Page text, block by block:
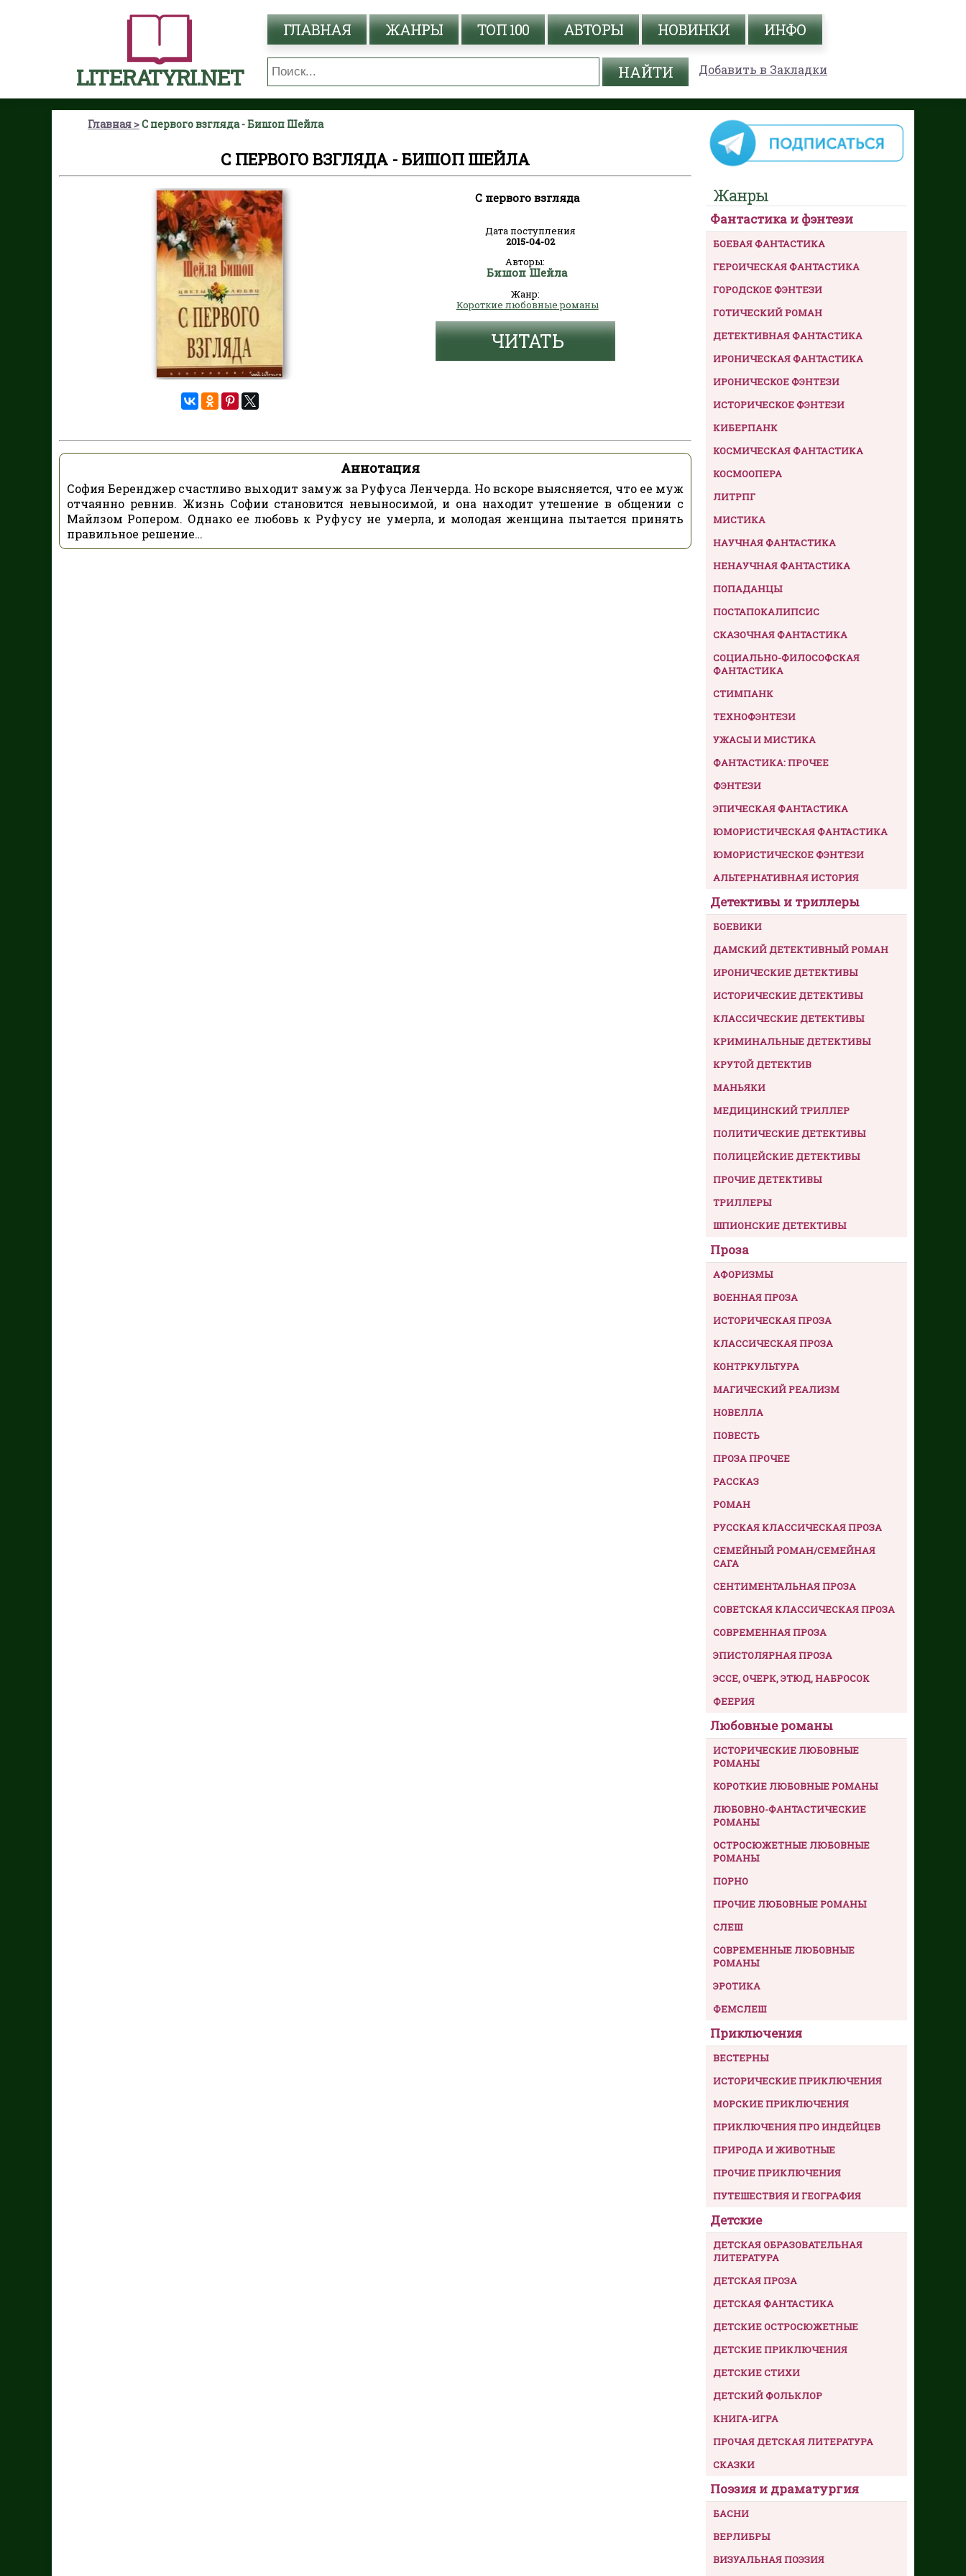
LITERATYRI.NET
ГЛАВНАЯ ЖАНРЫ ТОП 100 АВТОРЫ НОВИНКИ ИНФО
Добавить в Закладки
Главная С первого взгляда - Бишоп Шейла
С ПЕРВОГО ВЗГЛЯДА - БИШОП ШЕЙЛА
С первого взгляда
Дата поступления
2015-04-02
Авторы:
Бишоп Шейла
Жанр:
Короткие любовные романы
ЧИТАТЬ
Аннотация
София Беренджер счастливо выходит замуж за Руфуса Ленчерда. Но вскоре выясняется, что ее муж
отчаянно ревнив. Жизнь Софии становится невыносимой, и она находит утешение в общении с
Майлзом Ропером. Однако ее любовь к Руфусу не умерла, и молодая женщина пытается принять
правильное решение…
Жанры
Фантастика и фэнтези
БОЕВАЯ ФАНТАСТИКА
ГЕРОИЧЕСКАЯ ФАНТАСТИКА
ГОРОДСКОЕ ФЭНТЕЗИ
ГОТИЧЕСКИЙ РОМАН
ДЕТЕКТИВНАЯ ФАНТАСТИКА
ИРОНИЧЕСКАЯ ФАНТАСТИКА
ИРОНИЧЕСКОЕ ФЭНТЕЗИ
ИСТОРИЧЕСКОЕ ФЭНТЕЗИ
КИБЕРПАНК
КОСМИЧЕСКАЯ ФАНТАСТИКА
КОСМООПЕРА
ЛИТРПГ
МИСТИКА
НАУЧНАЯ ФАНТАСТИКА
НЕНАУЧНАЯ ФАНТАСТИКА
ПОПАДАНЦЫ
ПОСТАПОКАЛИПСИС
СКАЗОЧНАЯ ФАНТАСТИКА
СОЦИАЛЬНО-ФИЛОСОФСКАЯ
ФАНТАСТИКА
СТИМПАНК
ТЕХНОФЭНТЕЗИ
УЖАСЫ И МИСТИКА
ФАНТАСТИКА: ПРОЧЕЕ
ФЭНТЕЗИ
ЭПИЧЕСКАЯ ФАНТАСТИКА
ЮМОРИСТИЧЕСКАЯ ФАНТАСТИКА
ЮМОРИСТИЧЕСКОЕ ФЭНТЕЗИ
АЛЬТЕРНАТИВНАЯ ИСТОРИЯ
Детективы и триллеры
БОЕВИКИ
ДАМСКИЙ ДЕТЕКТИВНЫЙ РОМАН
ИРОНИЧЕСКИЕ ДЕТЕКТИВЫ
ИСТОРИЧЕСКИЕ ДЕТЕКТИВЫ
КЛАССИЧЕСКИЕ ДЕТЕКТИВЫ
КРИМИНАЛЬНЫЕ ДЕТЕКТИВЫ
КРУТОЙ ДЕТЕКТИВ
МАНЬЯКИ
МЕДИЦИНСКИЙ ТРИЛЛЕР
ПОЛИТИЧЕСКИЕ ДЕТЕКТИВЫ
ПОЛИЦЕЙСКИЕ ДЕТЕКТИВЫ
ПРОЧИЕ ДЕТЕКТИВЫ
ТРИЛЛЕРЫ
ШПИОНСКИЕ ДЕТЕКТИВЫ
Проза
АФОРИЗМЫ
ВОЕННАЯ ПРОЗА
ИСТОРИЧЕСКАЯ ПРОЗА
КЛАССИЧЕСКАЯ ПРОЗА
КОНТРКУЛЬТУРА
МАГИЧЕСКИЙ РЕАЛИЗМ
НОВЕЛЛА
ПОВЕСТЬ
ПРОЗА ПРОЧЕЕ
РАССКАЗ
РОМАН
РУССКАЯ КЛАССИЧЕСКАЯ ПРОЗА
СЕМЕЙНЫЙ РОМАН/СЕМЕЙНАЯ
САГА
СЕНТИМЕНТАЛЬНАЯ ПРОЗА
СОВЕТСКАЯ КЛАССИЧЕСКАЯ ПРОЗА
СОВРЕМЕННАЯ ПРОЗА
ЭПИСТОЛЯРНАЯ ПРОЗА
ЭССЕ, ОЧЕРК, ЭТЮД, НАБРОСОК
ФЕЕРИЯ
Любовные романы
ИСТОРИЧЕСКИЕ ЛЮБОВНЫЕ
РОМАНЫ
КОРОТКИЕ ЛЮБОВНЫЕ РОМАНЫ
ЛЮБОВНО-ФАНТАСТИЧЕСКИЕ
РОМАНЫ
ОСТРОСЮЖЕТНЫЕ ЛЮБОВНЫЕ
РОМАНЫ
ПОРНО
ПРОЧИЕ ЛЮБОВНЫЕ РОМАНЫ
СЛЕШ
СОВРЕМЕННЫЕ ЛЮБОВНЫЕ
РОМАНЫ
ЭРОТИКА
ФЕМСЛЕШ
Приключения
ВЕСТЕРНЫ
ИСТОРИЧЕСКИЕ ПРИКЛЮЧЕНИЯ
МОРСКИЕ ПРИКЛЮЧЕНИЯ
ПРИКЛЮЧЕНИЯ ПРО ИНДЕЙЦЕВ
ПРИРОДА И ЖИВОТНЫЕ
ПРОЧИЕ ПРИКЛЮЧЕНИЯ
ПУТЕШЕСТВИЯ И ГЕОГРАФИЯ
Детские
ДЕТСКАЯ ОБРАЗОВАТЕЛЬНАЯ
ЛИТЕРАТУРА
ДЕТСКАЯ ПРОЗА
ДЕТСКАЯ ФАНТАСТИКА
ДЕТСКИЕ ОСТРОСЮЖЕТНЫЕ
ДЕТСКИЕ ПРИКЛЮЧЕНИЯ
ДЕТСКИЕ СТИХИ
ДЕТСКИЙ ФОЛЬКЛОР
КНИГА-ИГРА
ПРОЧАЯ ДЕТСКАЯ ЛИТЕРАТУРА
СКАЗКИ
Поэзия и драматургия
БАСНИ
ВЕРЛИБРЫ
ВИЗУАЛЬНАЯ ПОЭЗИЯ